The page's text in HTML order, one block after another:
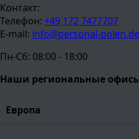
Контакт:
Телефон: +49 172 7477707
E-mail: info@personal-polen.de
Пн-Сб: 08:00 - 18:00
Наши региональные
Европа